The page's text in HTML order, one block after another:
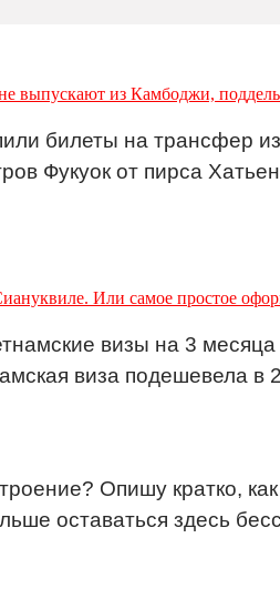
выпускают из Камбоджи,
билеты на трансфер
Фукуок от пирса
Или самое простое
визы на 3
виза подешевела в
Опишу кратко,
оставаться здесь